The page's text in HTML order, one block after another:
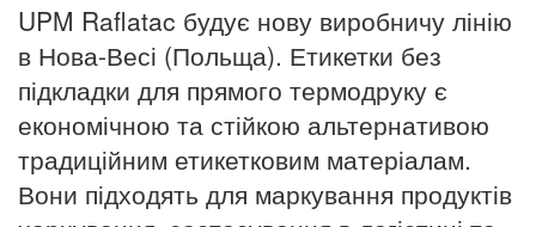
UPM Raflatac будує нову виробничу лінію
в Нова-Весі (Польща). Етикетки без
підкладки для прямого термодруку є
економічною та стійкою альтернативою
традиційним етикетковим матеріалам.
Вони підходять для маркування продуктів